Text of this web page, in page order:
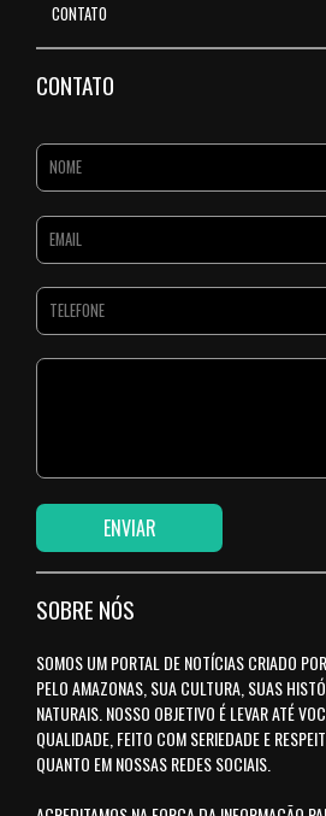
CONTATO
CONTATO
SOBRE NÓS
SOMOS UM PORTAL DE NOTÍCIAS CRIADO
PELO AMAZONAS, SUA CULTURA, SUAS
NATURAIS. NOSSO OBJETIVO É LEVAR ATÉ
QUALIDADE, FEITO COM SERIEDADE E
QUANTO EM NOSSAS REDES SOCIAIS.